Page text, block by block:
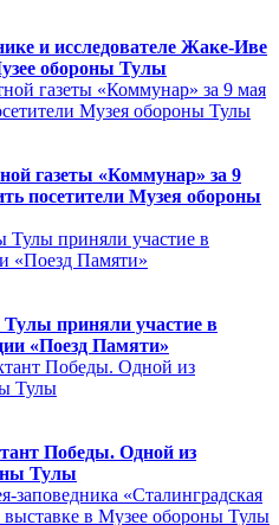
и исследователе Жаке-Иве
обороны Тулы
газеты «Коммунар» за 9
посетители Музея обороны
приняли участие в
«Поезд Памяти»
Победы. Одной из
Тулы